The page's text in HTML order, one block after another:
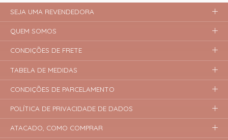
SEJA UMA REVENDEDORA
QUEM SOMOS
CONDIÇÕES DE FRETE
TABELA DE MEDIDAS
CONDIÇÕES DE PARCELAMENTO
POLÍTICA DE PRIVACIDADE DE DADOS
ATACADO, COMO COMPRAR